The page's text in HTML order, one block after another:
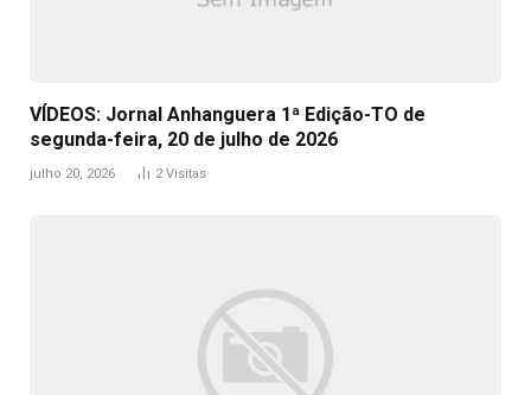
VÍDEOS: Jornal Anhanguera 1ª Edição-TO de
segunda-feira, 20 de julho de 2026
julho 20, 2026 2Visitas